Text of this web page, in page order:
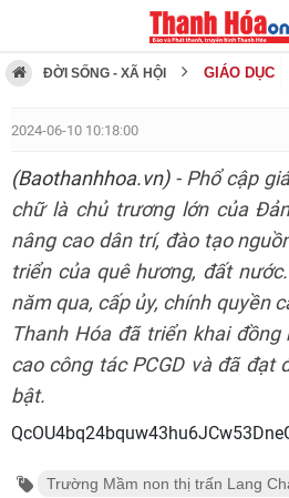
ĐỜI SỐNG - XÃ HỘI GIÁO DỤC
2024-06-10 10:18:00
(Baothanhhoa.vn)- Phổ cập
chữ là chủ trương lớn của
nâng cao dân trí, đào tạo
triển của quê hương, đất
năm qua, cấp ủy, chính quyền
Thanh Hóa đã triển khai
cao công tác PCGD và đã đạt
bật.
Trường Mầm non thị trấn Lang